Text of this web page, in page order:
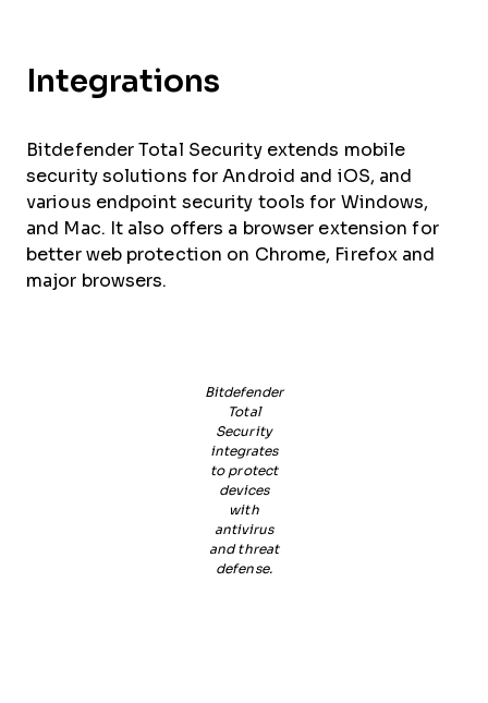
Integrations
Bitdefender Total Security extends mobile
security solutions for Android and iOS, and
various endpoint security tools for Windows,
and Mac. It also offers a browser extension for
better web protection on Chrome, Firefox and
major browsers.
Bitdefender
Total
Security
integrates
to protect
devices
with
antivirus
and threat
defense.